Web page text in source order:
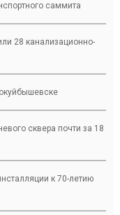
саммита
28 канализационно-
сквера почти за 18
к 70-летию